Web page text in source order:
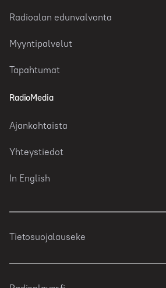
Radioalan edunvalvonta
Myyntipalvelut
Tapahtumat
RadioMedia
Ajankohtaista
Yhteystiedot
In English
Tietosuojalauseke